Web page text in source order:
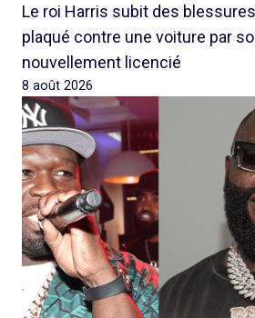
Le roi Harris subit des
plaqué contre une voiture par
nouvellement licencié
8 août 2026